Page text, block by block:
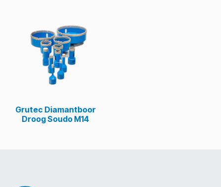
Grutec Diamantboor
Droog Soudo M14